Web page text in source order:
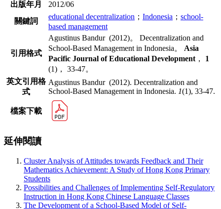
出版年月
2012/06
關鍵詞
educational decentralization ； Indonesia ； school-
based management
引用格式
Agustinus Bandur (2012)。 Decentralization and
School-Based Management in Indonesia。 Asia
Pacific Journal of Educational Development ， 1
(1)， 33-47。
英文引用格
式
Agustinus Bandur (2012). Decentralization and
School-Based Management in Indonesia. 1(1), 33-47.
檔案下載
延伸閱讀
Cluster Analysis of Attitudes towards Feedback and Their
Mathematics Achievement: A Study of Hong Kong Primary
Students
Possibilities and Challenges of Implementing Self-Regulatory
Instruction in Hong Kong Chinese Language Classes
The Development of a School-Based Model of Self-